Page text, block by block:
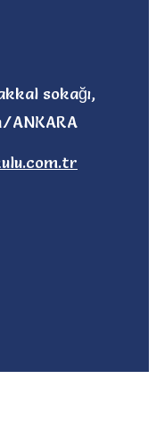
sokağı,
ANKARA